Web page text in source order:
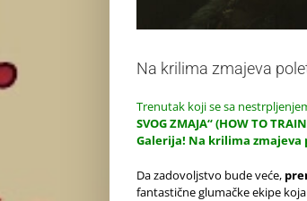
Na krilima zmajeva
Trenutak koji se sa
SVOG ZMAJA“ (HOW TO
Galerija! Na krilima
Da zadovoljstvo bude veće,
fantastične glumačke ekipe